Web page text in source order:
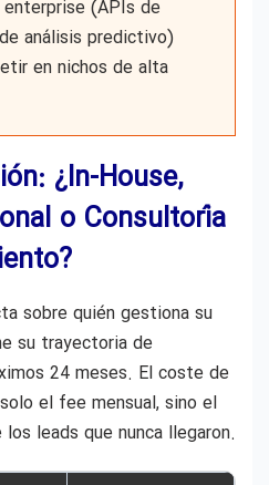
(APIs de
análisis predictivo)
en nichos de alta
¿In-House,
o Consultoría
sobre quién gestiona su
su trayectoria de
24 meses. El coste de
el fee mensual, sino el
leads que nunca llegaron.